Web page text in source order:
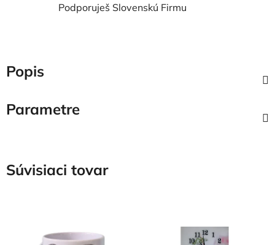
Podporuješ Slovenskú Firmu
Popis
Parametre
Súvisiaci tovar